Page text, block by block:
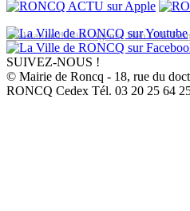
Réalisation du site: Agence Web Lille
SUIVEZ-NOUS !
© Mairie de Roncq - 18, rue du
RONCQ Cedex Tél. 03 20 25 64